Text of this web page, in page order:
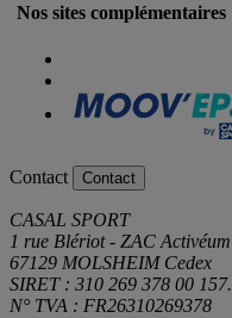
Nos sites complémentaires
Contact Contact
CASAL SPORT
1 rue Blériot - ZAC Activéum
67129 MOLSHEIM Cedex
SIRET : 310 269 378 00 157.
N° TVA : FR26310269378